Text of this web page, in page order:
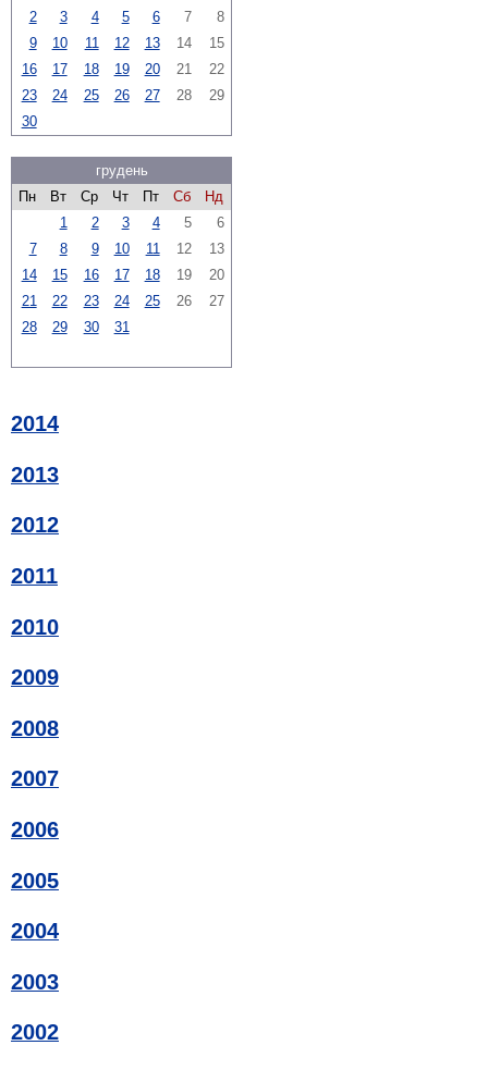
2
3 4 5 6 7
8
9
10 11 12 13 14
15
16
17 18 19 20 21
22
23
24 25 26 27 28
29
30
грудень
Пн
Вт Ср Чт Пт Сб
Нд
1
2 3 4 5
6
7
8 9 10 11 12
13
14
15 16 17 18 19
20
21
22 23 24 25 26
27
28
29 30 31
2014
2013
2012
2011
2010
2009
2008
2007
2006
2005
2004
2003
2002